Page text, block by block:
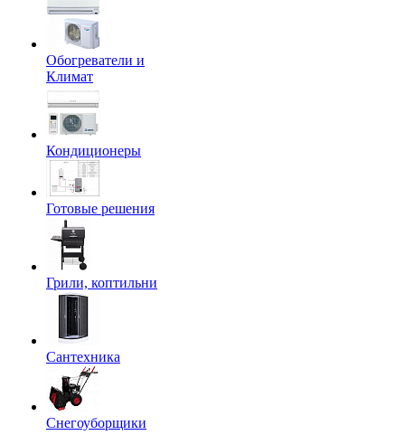
Обогреватели и
Климат
Кондиционеры
Готовые решения
Грили, коптильни
Сантехника
Снегоуборщики